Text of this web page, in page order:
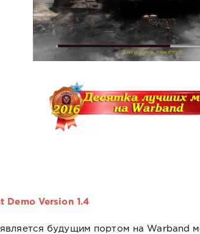
Demo Version 1.4
будущим портом на Warband